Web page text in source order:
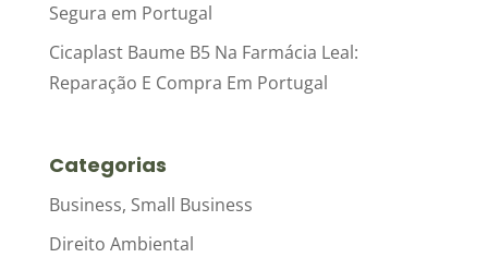
Segura em Portugal
Cicaplast Baume B5 Na Farmácia Leal:
Reparação E Compra Em Portugal
Categorias
Business, Small Business
Direito Ambiental